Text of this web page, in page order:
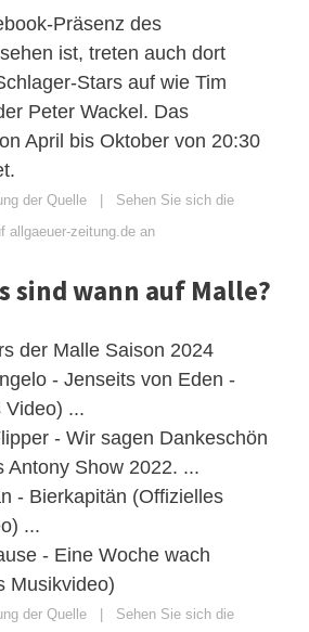
Präsenz des
ist, treten auch dort
Stars auf wie Tim
Peter Wackel. Das
April bis Oktober von 20:30
der Quelle | Sehen Sie sich die
allgaeuer-zeitung.de an
sind wann auf Malle?
der Malle Saison 2024
- Jenseits von Eden -
Video) ...
- Wir sagen Dankeschön
Antony Show 2022. ...
- Bierkapitän (Offizielles
...
- Eine Woche wach
Musikvideo)
der Quelle | Sehen Sie sich die